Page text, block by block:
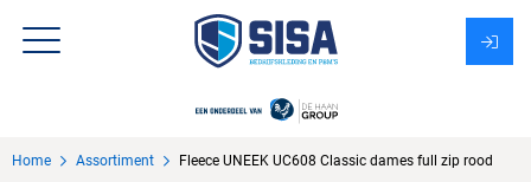
Over Sisa
Home Assortiment Fleece UNEEK UC608 Classic dames full zip rood